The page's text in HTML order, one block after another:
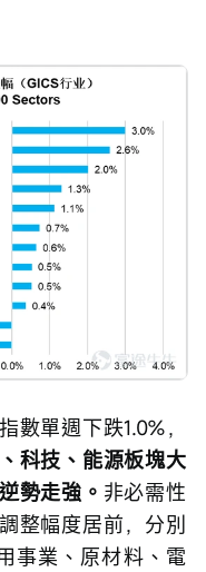
數單週下跌1.0%，
科技、能源板塊大
勢走強。 非必需性
整幅度居前，分別
事業、原材料、電